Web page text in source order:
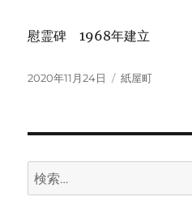
慰霊碑 1968年建立
投
2020年11月24日
カ
紙屋町
検
索: